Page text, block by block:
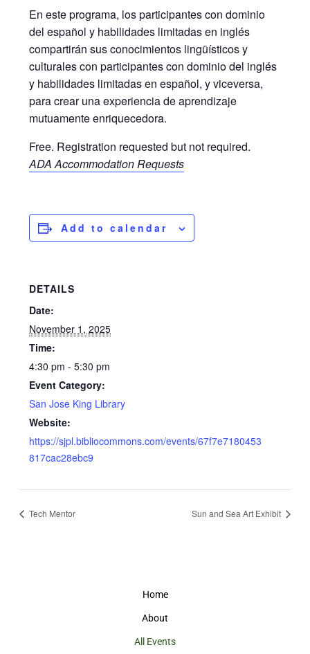
En este programa, los participantes con dominio
del español y habilidades limitadas en inglés
compartirán sus conocimientos lingüísticos y
culturales con participantes con dominio del inglés
y habilidades limitadas en español, y viceversa,
para crear una experiencia de aprendizaje
mutuamente enriquecedora.
Free. Registration requested but not required.
ADA Accommodation Requests
Add to calendar
DETAILS
Date:
November 1, 2025
Time:
4:30 pm - 5:30 pm
Event Category:
San Jose King Library
Website:
https://sjpl.bibliocommons.com/events/67f7e7180453
817cac28ebc9
Tech Mentor Sun and Sea Art Exhibit
Home
About
All Events